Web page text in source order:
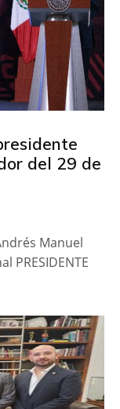
del 29 de
Manuel
PRESIDENTE